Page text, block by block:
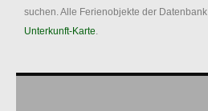
suchen. Alle Ferienobjekte der
Unterkunft-Karte.